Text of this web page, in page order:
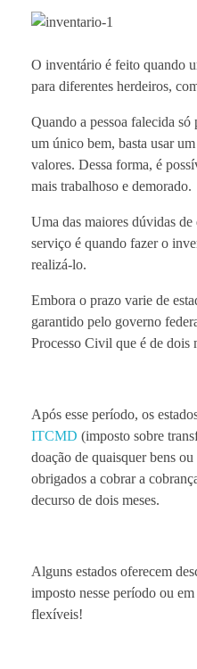
O inventário é feito quando
para diferentes herdeiros,
Quando a pessoa falecida
um único bem, basta usar
valores. Dessa forma, é
mais trabalhoso e demorado.
Uma das maiores dúvidas
serviço é quando fazer o
realizá-lo.
Embora o prazo varie de
garantido pelo governo
Processo Civil que é de dois
Após esse período, os
ITCMD (imposto sobre
doação de quaisquer bens
obrigados a cobrar a
decurso de dois meses.
Alguns estados oferecem
imposto nesse período ou
flexíveis!